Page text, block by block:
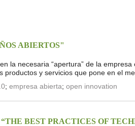
ABIERTOS"
la necesaria “apertura” de la
productos y servicios que pone en el
; empresa abierta; open innovation
BEST PRACTICES OF